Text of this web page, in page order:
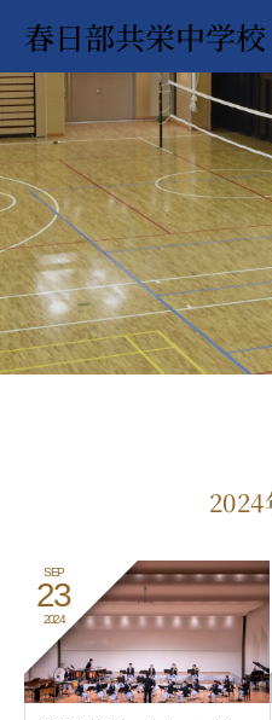
春日部共栄中学校
2024
SEP
23
2024